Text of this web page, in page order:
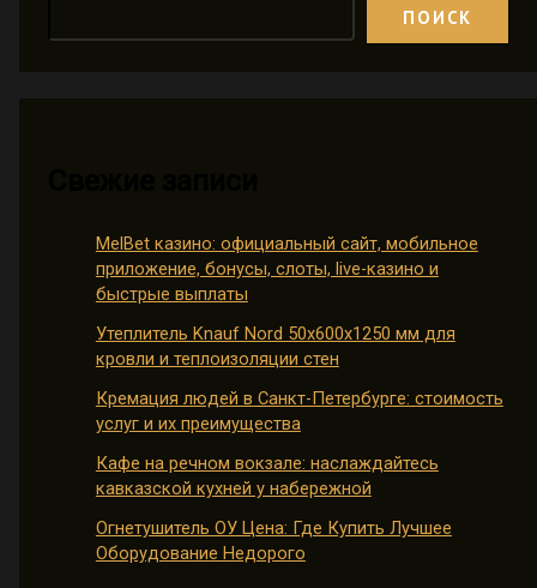
ПОИСК
MelBet казино: официальный сайт, мобильное
приложение, бонусы, слоты, live-казино и
быстрые выплаты
Утеплитель Knauf Nord 50х600х1250 мм для
кровли и теплоизоляции стен
Кремация людей в Санкт-Петербурге: стоимость
услуг и их преимущества
Кафе на речном вокзале: наслаждайтесь
кавказской кухней у набережной
Огнетушитель ОУ Цена: Где Купить Лучшее
Оборудование Недорого